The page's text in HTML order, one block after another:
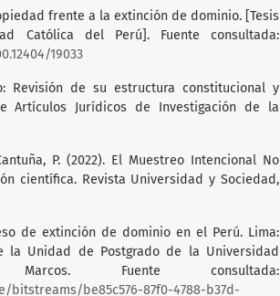
frente a la extinción de dominio. [Tesis
Católica del Perú]. Fuente consultada:
19033
Revisión de su estructura constitucional y
Artículos Jurídicos de Investigación de la
P. (2022). El Muestreo Intencional No
científica. Revista Universidad y Sociedad,
de extinción de dominio en el Perú. Lima:
la Unidad de Postgrado de la Universidad
Fuente consultada:
be85c576-87f0-4788-b37d-